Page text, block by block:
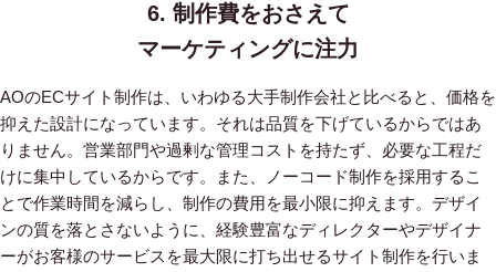
6. 制作費をおさえて
マーケティングに注力
AOのECサイト制作は、いわゆる大手制作会社と比べると、価格を
抑えた設計になっています。 それは品質を下げているからではあ
りません。営業部門や過剰な管理コストを持たず、必要な工程だ
けに集中しているからです。
また、ノーコード制作を採用するこ
とで作業時間を減らし、制作の費用を最小限に抑えます。デザイ
ンの質を落とさないように、経験豊富なディレクターやデザイナ
ーがお客様のサービスを最大限に打ち出せるサイト制作を行いま